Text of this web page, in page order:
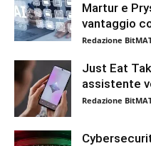
Martur e
vantaggio
Redazione
Just Eat
assistente
Redazione